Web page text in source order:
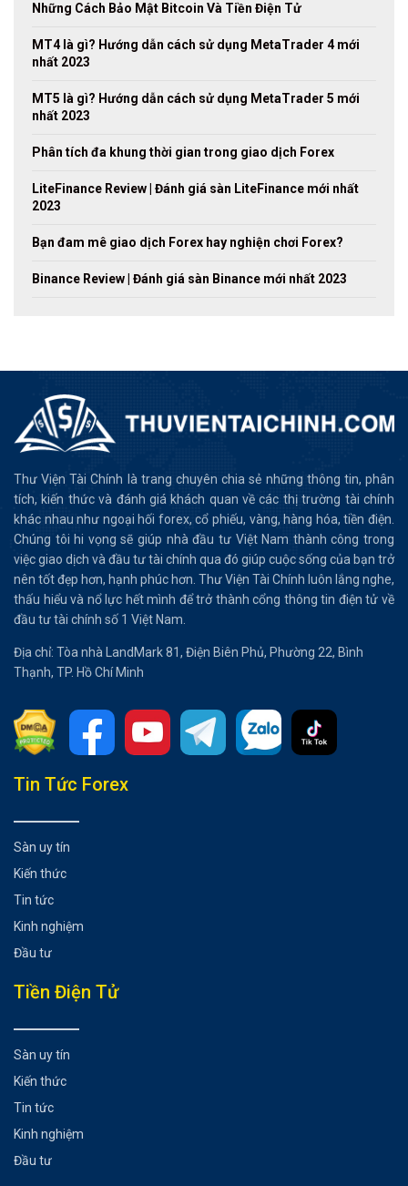
Những Cách Bảo Mật Bitcoin Và Tiền Điện Tử
MT4 là gì? Hướng dẫn cách sử dụng MetaTrader 4 mới
nhất 2023
MT5 là gì? Hướng dẫn cách sử dụng MetaTrader 5 mới
nhất 2023
Phân tích đa khung thời gian trong giao dịch Forex
LiteFinance Review | Đánh giá sàn LiteFinance mới nhất
2023
Bạn đam mê giao dịch Forex hay nghiện chơi Forex?
Binance Review | Đánh giá sàn Binance mới nhất 2023
Thư Viện Tài Chính là trang chuyên chia sẻ những thông tin, phân
tích, kiến thức và đánh giá khách quan về các thị trường tài chính
khác nhau như ngoại hối forex, cổ phiếu, vàng, hàng hóa, tiền điện.
Chúng tôi hi vọng sẽ giúp nhà đầu tư Việt Nam thành công trong
việc giao dịch và đầu tư tài chính qua đó giúp cuộc sống của bạn trở
nên tốt đẹp hơn, hạnh phúc hơn. Thư Viện Tài Chính luôn lắng nghe,
thấu hiểu và nổ lực hết mình để trở thành cổng thông tin điện tử về
đầu tư tài chính số 1 Việt Nam.
Địa chỉ: Tòa nhà LandMark 81, Điện Biên Phủ, Phường 22, Bình
Thạnh, TP. Hồ Chí Minh
Tổng hợp bài viết
Tin Tức Forex
Sàn uy tín
Kiến thức
Tin tức
Kinh nghiệm
Đầu tư
Tiền Điện Tử
Sàn uy tín
Kiến thức
Tin tức
Kinh nghiệm
Đầu tư